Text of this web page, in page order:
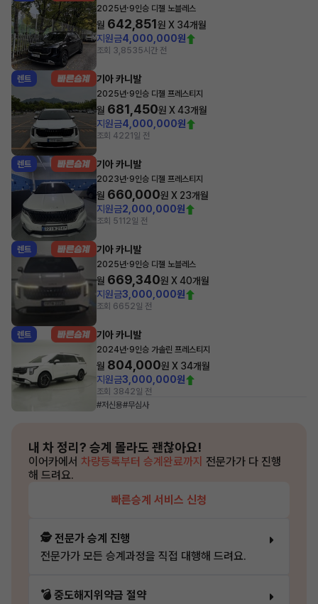
2025년·9인승 디젤 노블레스
월 642,851원 X 34개월
지원금4,000,000원
조회 3,8535시간 전
렌트 기아 카니발
2025년·9인승 디젤 프레스티지
월 681,450원 X43개월
지원금4,000,000원
조회 4221일 전
렌트 기아 카니발
2023년·9인승 디젤 프레스티지
월 660,000원 X 23개월
지원금2,000,000원
조회 511 2일 전
렌트 기아 카니발
2025년·9인승 디젤 노블레스
월 669,340원 X40개월
지원금3,000,000원
조회 6652일 전
렌트 기아 카니발
2024년·9인승 가솔린 프레스티지
월 804,000원 X 34개월
지원금3,000,000원
조회 3842일 전
#저신용#무심사
내 차 정리? 승계 몰라도 괜찮아요!
이어카에서 차량등록부터 승계완료까지 전문가가 다 진행
해 드려요.
빠른승계 서비스 신청
🕵️ 전문가 승계 진행
전문가가 모든 승계과정을 직접 대행해 드려요.
💣 중도해지위약금 절약